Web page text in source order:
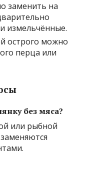
заменить на
измельчённые.
острого можно
перца или
без мяса?
или рыбной